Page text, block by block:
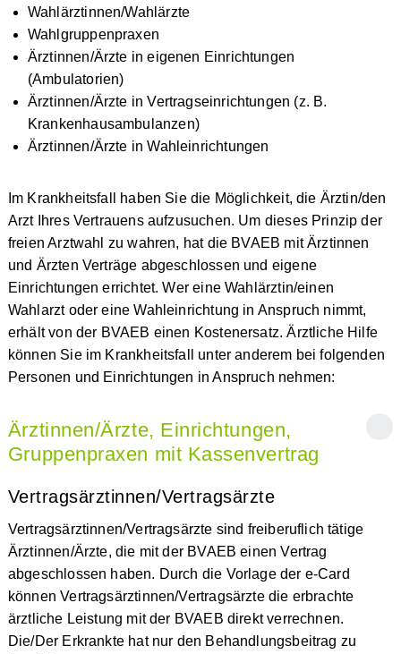
Wahlärztinnen/Wahlärzte
Wahlgruppenpraxen
Ärztinnen/Ärzte in eigenen Einrichtungen
(Ambulatorien)
Ärztinnen/Ärzte in Vertragseinrichtungen (z. B.
Krankenhausambulanzen)
Ärztinnen/Ärzte in Wahleinrichtungen
Im Krankheitsfall haben Sie die Möglichkeit, die Ärztin/den
Arzt Ihres Vertrauens aufzusuchen. Um dieses Prinzip der
freien Arztwahl zu wahren, hat die BVAEB mit Ärztinnen
und Ärzten Verträge abgeschlossen und eigene
Einrichtungen errichtet. Wer eine Wahlärztin/einen
Wahlarzt oder eine Wahleinrichtung in Anspruch nimmt,
erhält von der BVAEB einen Kostenersatz. Ärztliche Hilfe
können Sie im Krankheitsfall unter anderem bei folgenden
Personen und Einrichtungen in Anspruch nehmen:
Ärztinnen/Ärzte, Einrichtungen,
Gruppenpraxen mit Kassenvertrag
Vertragsärztinnen/Vertragsärzte
Vertragsärztinnen/Vertragsärzte sind freiberuflich tätige
Ärztinnen/Ärzte, die mit der BVAEB einen Vertrag
abgeschlossen haben. Durch die Vorlage der e-Card
können Vertragsärztinnen/Vertragsärzte die erbrachte
ärztliche Leistung mit der BVAEB direkt verrechnen.
Die/Der Erkrankte hat nur den Behandlungsbeitrag zu